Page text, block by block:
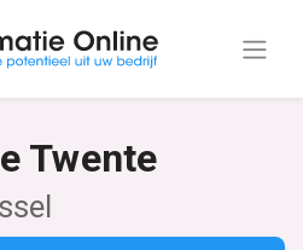
Twente